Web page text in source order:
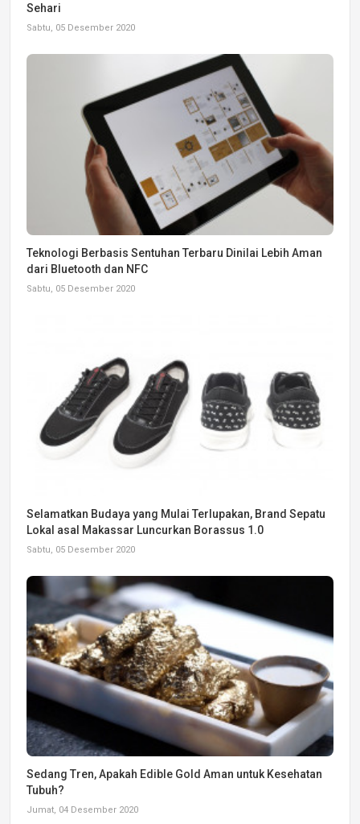
Sehari
Sabtu, 05 Desember 2020
Teknologi Berbasis Sentuhan Terbaru Dinilai Lebih Aman
dari Bluetooth dan NFC
Sabtu, 05 Desember 2020
Selamatkan Budaya yang Mulai Terlupakan, Brand Sepatu
Lokal asal Makassar Luncurkan Borassus 1.0
Sabtu, 05 Desember 2020
Sedang Tren, Apakah Edible Gold Aman untuk Kesehatan
Tubuh?
Jumat, 04 Desember 2020